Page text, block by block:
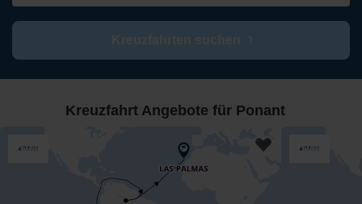
Kreuzfahrt Angebote für Ponant